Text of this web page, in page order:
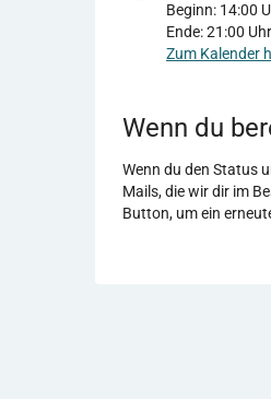
Beginn: 14:00
Ende:21:00 Uhr
Zum Kalender
Wenn du
Wenn du den Status
Mails, die wir dir im
Button, um ein